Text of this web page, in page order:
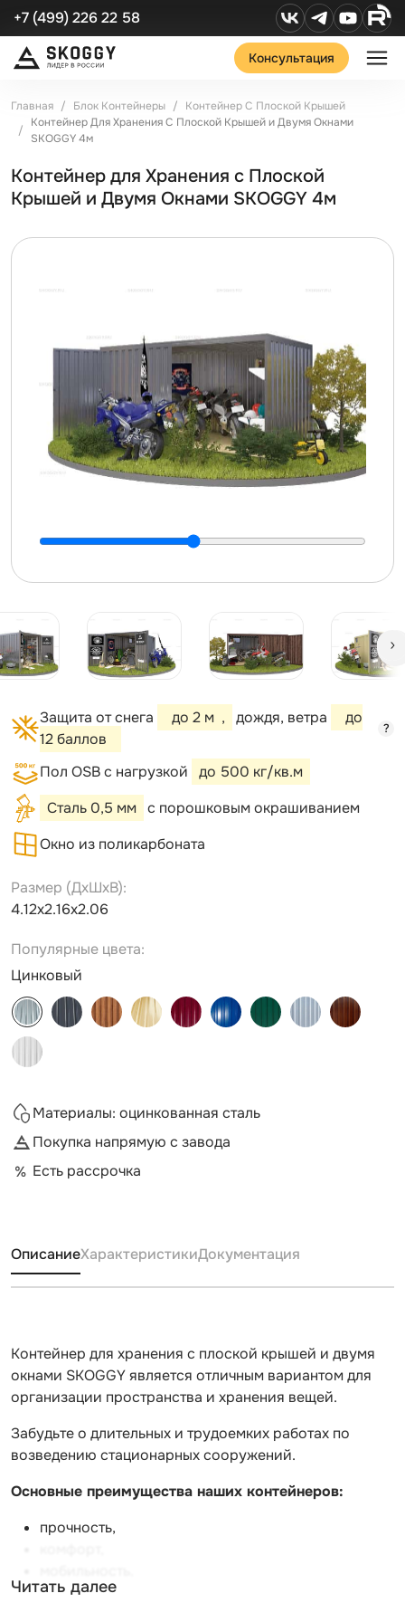
+7 (499) 226 22 58
Консультация
Главная Блок Контейнеры
Контейнер С Плоской Крышей
Контейнер Для Хранения С Плоской Крышей и Двумя Окнами
SKOGGY 4м
Контейнер для Хранения с Плоской
Крышей и Двумя Окнами SKOGGY 4м
Защита от снега до 2 м , дождя, ветра
до
12 баллов
?
Пол OSB с нагрузкой
до 500 кг/кв.м
Сталь 0,5 мм
с порошковым окрашиванием
Окно из поликарбоната
Размер (ДxШxВ):
4.12х2.16х2.06
Популярные цвета:
Цинковый
Материалы: оцинкованная сталь
Покупка напрямую с завода
Есть рассрочка
ОписаниеХарактеристикиДокументация
Контейнер для хранения с плоской крышей и двумя
окнами SKOGGY является отличным вариантом для
организации пространства и хранения вещей.
Забудьте о длительных и трудоемких работах по
возведению стационарных сооружений.
Основные преимущества наших контейнеров:
прочность,
Читать далее